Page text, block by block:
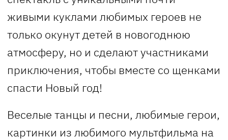
живыми куклами любимых героев не
только окунут детей в новогоднюю
атмосферу, но и сделают участниками
приключения, чтобы вместе со щенками
спасти Новый год!
Веселые танцы и песни, любимые герои,
картинки из любимого мультфильма на